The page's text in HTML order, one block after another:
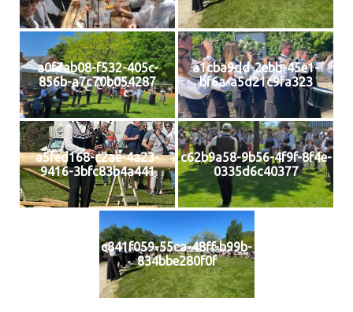
a0f7ab08-f532-405c-
856b-a7c70b054287
a1cba9dd-2ebb-45e1-
bf6a-a5d21c9fa323
a5fed168-c2ae-4a23-
9416-3bfc83b4a441
c62b9a58-9b56-4f9f-8f4e-
0335d6c40377
c841f059-55ca-48ff-b99b-
834bbe280f0f